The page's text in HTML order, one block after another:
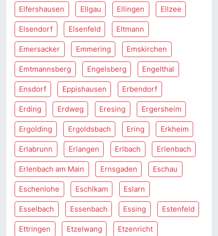
Elfershausen Ellgau Ellingen Ellzee
Elsendorf Elsenfeld Eltmann
Emersacker Emmering Emskirchen
Emtmannsberg Engelsberg Engelthal
Ensdorf Eppishausen Erbendorf
Erding Erdweg Eresing Ergersheim
Ergolding Ergoldsbach Ering Erkheim
Erlabrunn Erlangen Erlbach Erlenbach
Erlenbach am Main Ernsgaden Eschau
Eschenlohe Eschlkam Eslarn
Esselbach Essenbach Essing Estenfeld
Ettringen Etzelwang Etzenricht